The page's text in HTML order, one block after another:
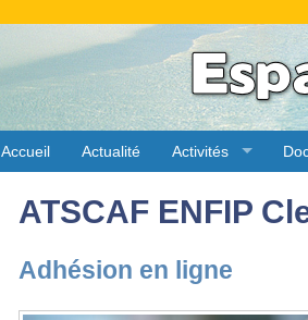
Accueil Actualité Activités
ATSCAF ENFIP
Adhésion en ligne